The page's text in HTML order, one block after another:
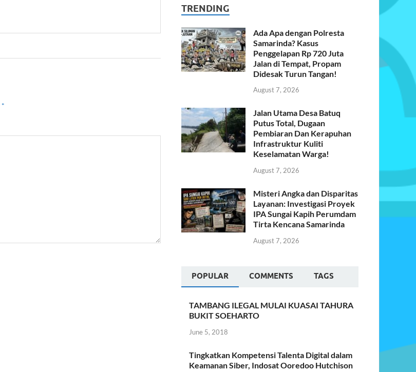
*
TRENDING
Ada Apa dengan Polresta
Samarinda? Kasus
Penggelapan Rp 720 Juta
Jalan di Tempat, Propam
Didesak Turun Tangan!
August 7, 2026
Jalan Utama Desa Batuq
Putus Total, Dugaan
Pembiaran Dan Kerapuhan
Infrastruktur Kuliti
Keselamatan Warga!
August 7, 2026
Misteri Angka dan Disparitas
Layanan: Investigasi Proyek
IPA Sungai Kapih Perumdam
Tirta Kencana Samarinda
August 7, 2026
POPULAR COMMENTS TAGS
TAMBANG ILEGAL MULAI KUASAI TAHURA
BUKIT SOEHARTO
June 5, 2018
Tingkatkan Kompetensi Talenta Digital dalam
Keamanan Siber, Indosat Ooredoo Hutchison